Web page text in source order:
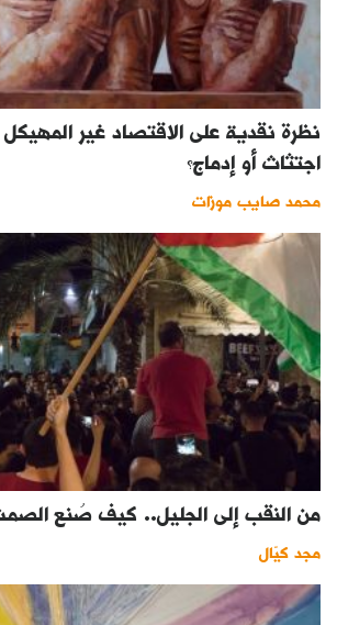
نظرة نقدية على الاقتصاد غير المهيكل
اجتثاث أو إدماج؟
محمد صايب موزات
من النقب إلى الجليل.. كيف صُنع
مجد كيّال